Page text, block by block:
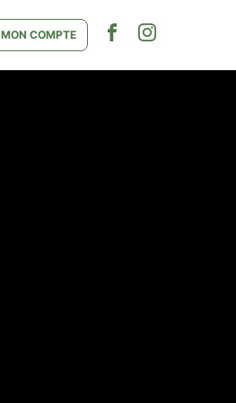
MON COMPTE